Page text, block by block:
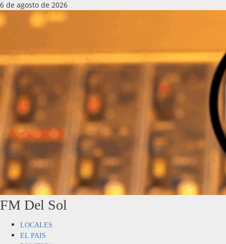
6 de agosto de 2026
FM Del Sol
LOCALES
EL PAIS